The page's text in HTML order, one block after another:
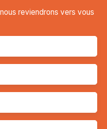
reviendrons vers vous